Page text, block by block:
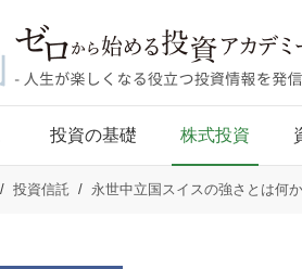
投資の基礎 株式投資
投資信託 永世中立国スイスの強さとは何